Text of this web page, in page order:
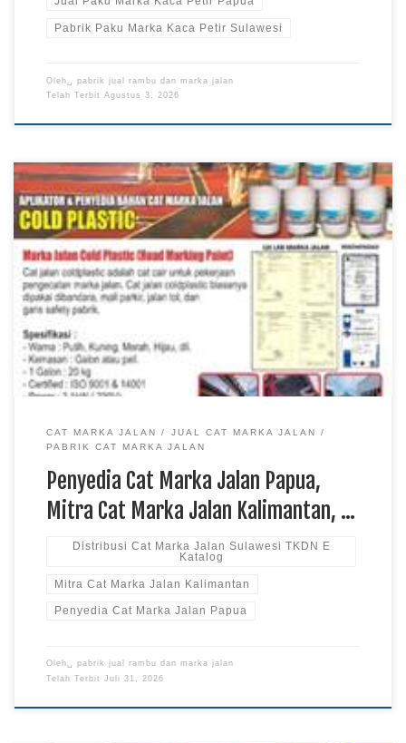
Pabrik Paku Marka Kaca Petir Sulawesi
Oleh␣ pabrik jual rambu dan marka jalan
Telah Terbit Agustus 3, 2026
Penyedia Cat Marka Jalan Papua, Mitra Cat Marka Jalan
Kalimantan, Distribusi Cat Marka Jalan Sulawesi TKDN E
Katalog Cat marka jalan merupakan material yang berperan
penting dalam mendukung keteraturan lalu lintas melalui
pembuatan garis pembatas, marka arah, zebra cross, serta
berbagai simbol pada permukaan jalan. Produk ini digunakan
pada jalan […]
CAT MARKA JALAN
JUAL CAT MARKA JALAN
PABRIK CAT MARKA JALAN
Penyedia Cat Marka Jalan Papua,
Mitra Cat Marka Jalan Kalimantan, …
Distribusi Cat Marka Jalan Sulawesi TKDN E
Katalog
Mitra Cat Marka Jalan Kalimantan
Penyedia Cat Marka Jalan Papua
Oleh␣ pabrik jual rambu dan marka jalan
Telah Terbit Juli 31, 2026